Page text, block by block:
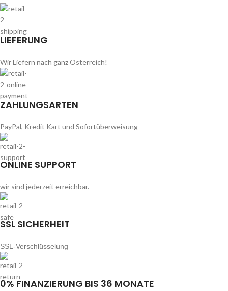
LIEFERUNG
Wir Liefern nach ganz Österreich!
ZAHLUNGSARTEN
PayPal, Kredit Kart und Sofortüberweisung
ONLINE SUPPORT
wir sind jederzeit erreichbar.
SSL SICHERHEIT
SSL-Verschlüsselung
0% FINANZIERUNG BIS 36 MONATE